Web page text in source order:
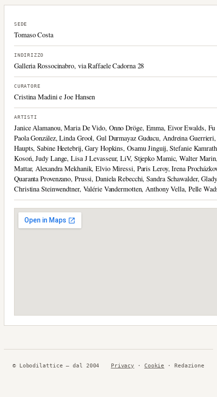
SEDE
Tomaso Costa
INDIRIZZO
Galleria Rossocinabro, via Raffaele Cadorna 28
CURATORE
Cristina Madini e Joe Hansen
ARTISTI
Janice Alamanou, Maria De Vido, Onno Dröge, Emma, Eivor Ewalds,
Paola González, Linda Grool, Gul Durmayaz Guducu, Andreina
Haupts, Sabine Heetebrij, Gary Hopkins, Osamu Jinguij, Stefanie
Kosoń, Judy Lange, Lisa J Levasseur, LiV, Stjepko Mamic, Walter
Mattar, Alexandra Mekhanik, Elvio Miressi, Paris Leroy, Irena
Quaranta Provenzano, Prussi, Daniela Rebecchi, Sandra Schawalder,
Christina Steinwendtner, Valérie Vandermotten, Anthony Vella, Pelle
© Lobodilattice — dal 2004 Privacy · Cookie · Redazione